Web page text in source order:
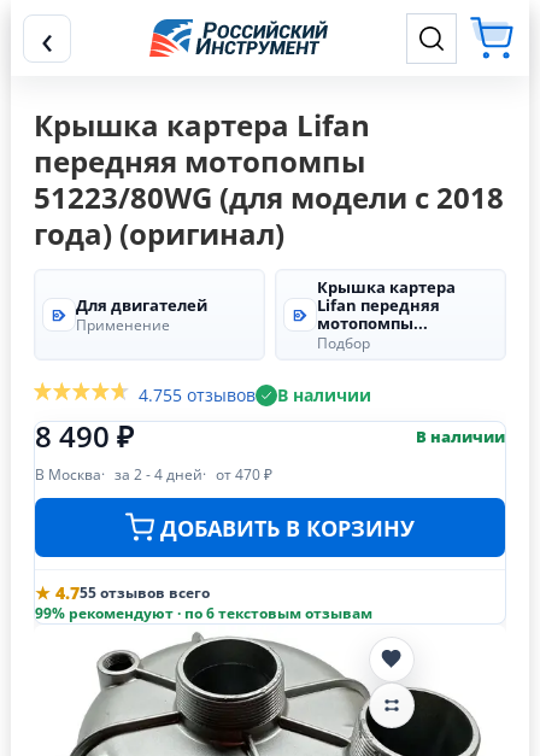
‹
Крышка картера Lifan
передняя мотопомпы
51223/80WG (для модели с 2018
года) (оригинал)
Для двигателей
Применение
Крышка картера
Lifan передняя
мотопомпы...
Подбор
4.755 отзывов В наличии
8 490 ₽ В наличии
В Москва за 2 - 4 дней от 470 ₽
ДОБАВИТЬ В КОРЗИНУ
★ 4.755 отзывов всего
99% рекомендуют · по 6 текстовым отзывам